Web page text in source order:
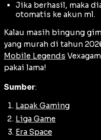
Jika berhasil, maka
otomatis ke akun ml.
Kalau masih bingung
yang murah di tahun
Mobile Legends
pakai lama!
Sumber:
Lapak Gaming
Liga Game
Era Space